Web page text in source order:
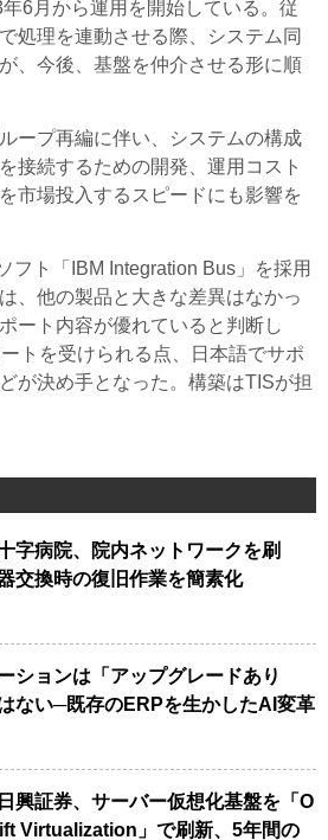
6月から運用を開始している。従
処理を連動させる際、システム同
、今後、基盤を仲介させる形に順
ープ再編に伴い、システムの構成
接続するための開発、運用コスト
市場投入するスピードにも影響を
ト「IBM Integration Bus」を採用
、他の製品と大きな差異はなかっ
ート内容が優れていると判断し
トを受けられる点、日本語でサポ
が決め手となった。構築はTISが担
字病院、院内ネットワークを刷
交換時の復旧作業を簡素化
ションは「アップグレードあり
ない─既存のERPを生かしたAI変革
興証券、サーバー仮想化基盤を「O
Virtualization」で刷新、5年間の